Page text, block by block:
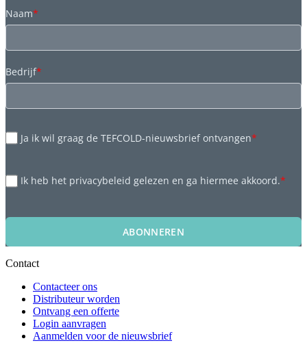
Naam*
Bedrijf*
Ja ik wil graag de TEFCOLD-nieuwsbrief ontvangen*
Ik heb het privacybeleid gelezen en ga hiermee akkoord.*
ABONNEREN
Contact
Contacteer ons
Distributeur worden
Ontvang een offerte
Login aanvragen
Aanmelden voor de nieuwsbrief